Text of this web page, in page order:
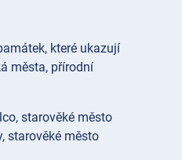
které ukazují
města, přírodní
starověké město
starověké město